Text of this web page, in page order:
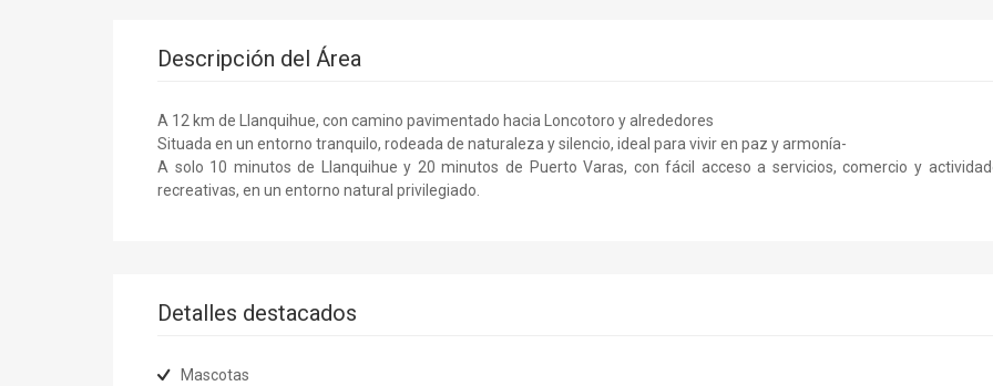
Descripción del Área
A 12 km de Llanquihue, con camino pavimentado hacia Loncotoro y alrededores
Situada en un entorno tranquilo, rodeada de naturaleza y silencio, ideal para vivir en paz y armonía-
A solo 10 minutos de Llanquihue y 20 minutos de Puerto Varas, con fácil acceso a servicios, comercio y
recreativas, en un entorno natural privilegiado.
Detalles destacados
Mascotas